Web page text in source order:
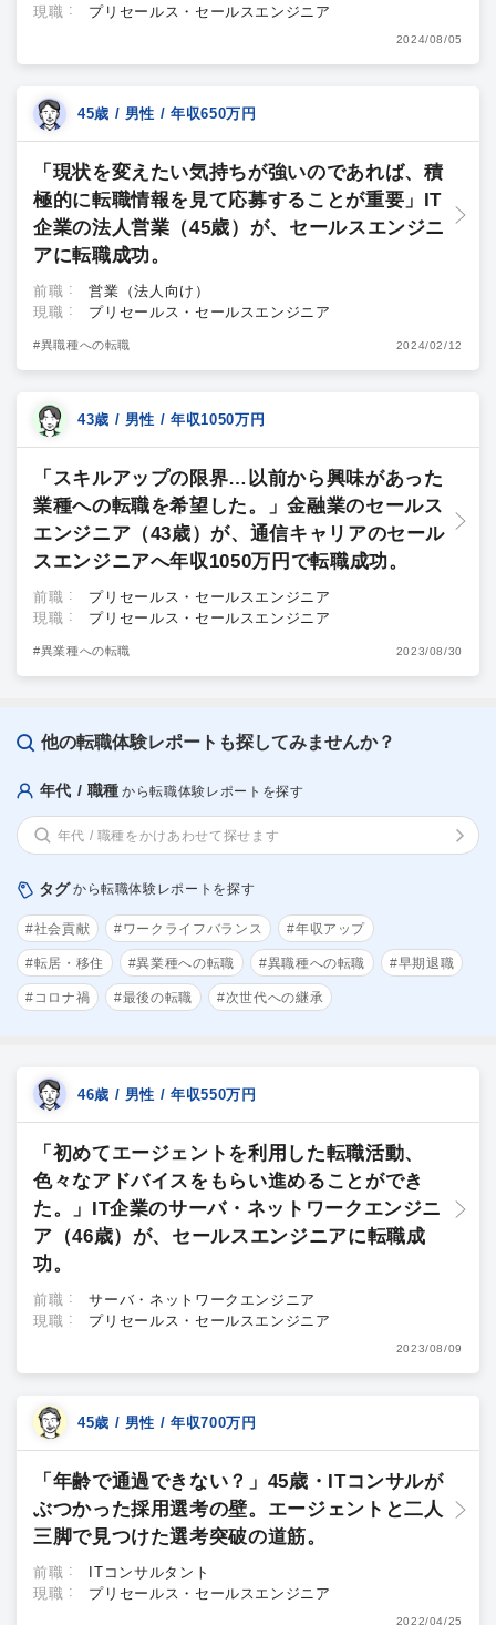
現職
プリセールス・セールスエンジニア
2024/08/05
45歳 / 男性 / 年収650万円
「現状を変えたい気持ちが強いのであれば、積
極的に転職情報を見て応募することが重要」IT
企業の法人営業（45歳）が、セールスエンジニ
アに転職成功。
前職
営業（法人向け）
現職
プリセールス・セールスエンジニア
#異職種への転職 2024/02/12
43歳 / 男性 / 年収1050万円
「スキルアップの限界…以前から興味があった
業種への転職を希望した。」金融業のセールス
エンジニア（43歳）が、通信キャリアのセール
スエンジニアへ年収1050万円で転職成功。
前職
プリセールス・セールスエンジニア
現職
プリセールス・セールスエンジニア
#異業種への転職 2023/08/30
他の転職体験レポートも探してみませんか？
年代 / 職種 から転職体験レポートを探す
年代 / 職種をかけあわせて探せます
タグから転職体験レポートを探す
#社会貢献 #ワークライフバランス #年収アップ
#転居・移住 #異業種への転職 #異職種への転職 #早期退職
#コロナ禍 #最後の転職 #次世代への継承
46歳 / 男性 / 年収550万円
「初めてエージェントを利用した転職活動、
色々なアドバイスをもらい進めることができ
た。」IT企業のサーバ・ネットワークエンジニ
ア（46歳）が、セールスエンジニアに転職成
功。
前職
サーバ・ネットワークエンジニア
現職
プリセールス・セールスエンジニア
2023/08/09
45歳 / 男性 / 年収700万円
「年齢で通過できない？」45歳・ITコンサルが
ぶつかった採用選考の壁。エージェントと二人
三脚で見つけた選考突破の道筋。
前職
ITコンサルタント
現職
プリセールス・セールスエンジニア
2022/04/25